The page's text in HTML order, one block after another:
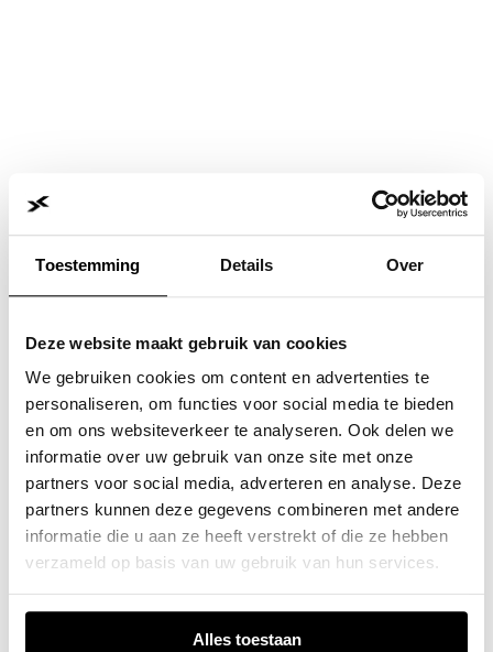
Toestemming Details Over
Deze website maakt gebruik van cookies
We gebruiken cookies om content en advertenties te
personaliseren, om functies voor social media te bieden
en om ons websiteverkeer te analyseren. Ook delen we
informatie over uw gebruik van onze site met onze
partners voor social media, adverteren en analyse. Deze
partners kunnen deze gegevens combineren met andere
informatie die u aan ze heeft verstrekt of die ze hebben
verzameld op basis van uw gebruik van hun services.
Alles toestaan
Application error: a client-side exception has occurred while
loadingwww.jvk.nl(see the browser consolefor more
information).